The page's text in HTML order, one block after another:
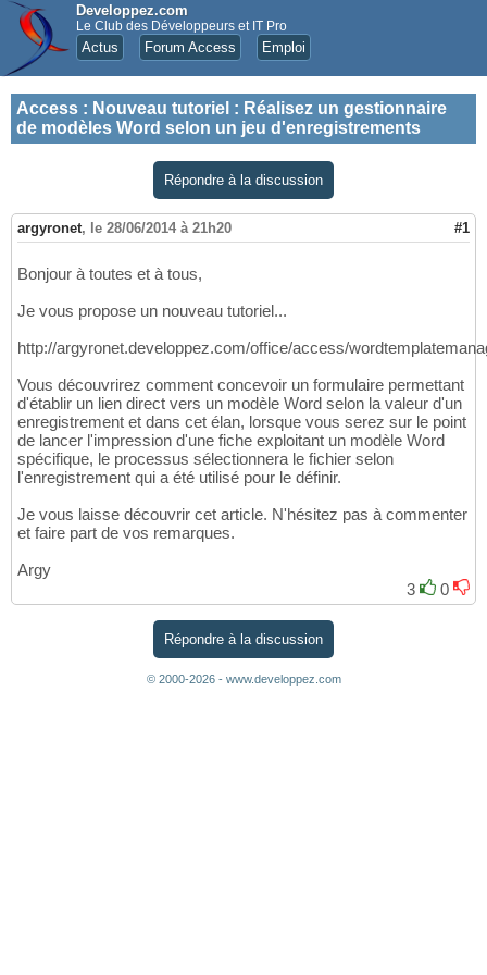
Developpez.com
Le Club des Développeurs et IT Pro
Actus Forum Access Emploi
Access : Nouveau tutoriel : Réalisez un gestionnaire
de modèles Word selon un jeu d'enregistrements
Répondre à la discussion
argyronet, le 28/06/2014 à 21h20 #1
Bonjour à toutes et à tous,
Je vous propose un nouveau tutoriel...
http://argyronet.developpez.com/office/access/
Vous découvrirez comment concevoir un formulaire permettant
d'établir un lien direct vers un modèle Word selon la valeur d'un
enregistrement et dans cet élan, lorsque vous serez sur le point
de lancer l'impression d'une fiche exploitant un modèle Word
spécifique, le processus sélectionnera le fichier selon
l'enregistrement qui a été utilisé pour le définir.
Je vous laisse découvrir cet article. N'hésitez pas à commenter
et faire part de vos remarques.
Argy
3
0
Répondre à la discussion
© 2000-2026 - www.developpez.com